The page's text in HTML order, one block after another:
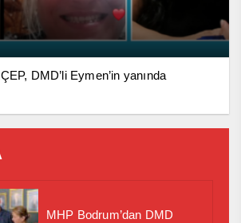
DMD’li Eymen’in yanında
MHP Bodrum’dan DMD